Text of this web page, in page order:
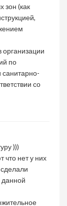
зон (как
по
санитарно-
со
)))
что нет у них
данной